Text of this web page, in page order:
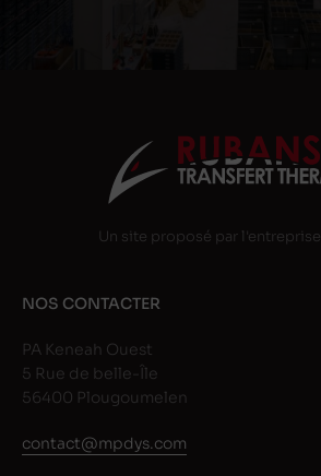
Un site proposé par l'entreprise
NOS CONTACTER
PA Keneah Ouest
5 Rue de belle-Île
56400 Plougoumelen
contact@mpdys.com